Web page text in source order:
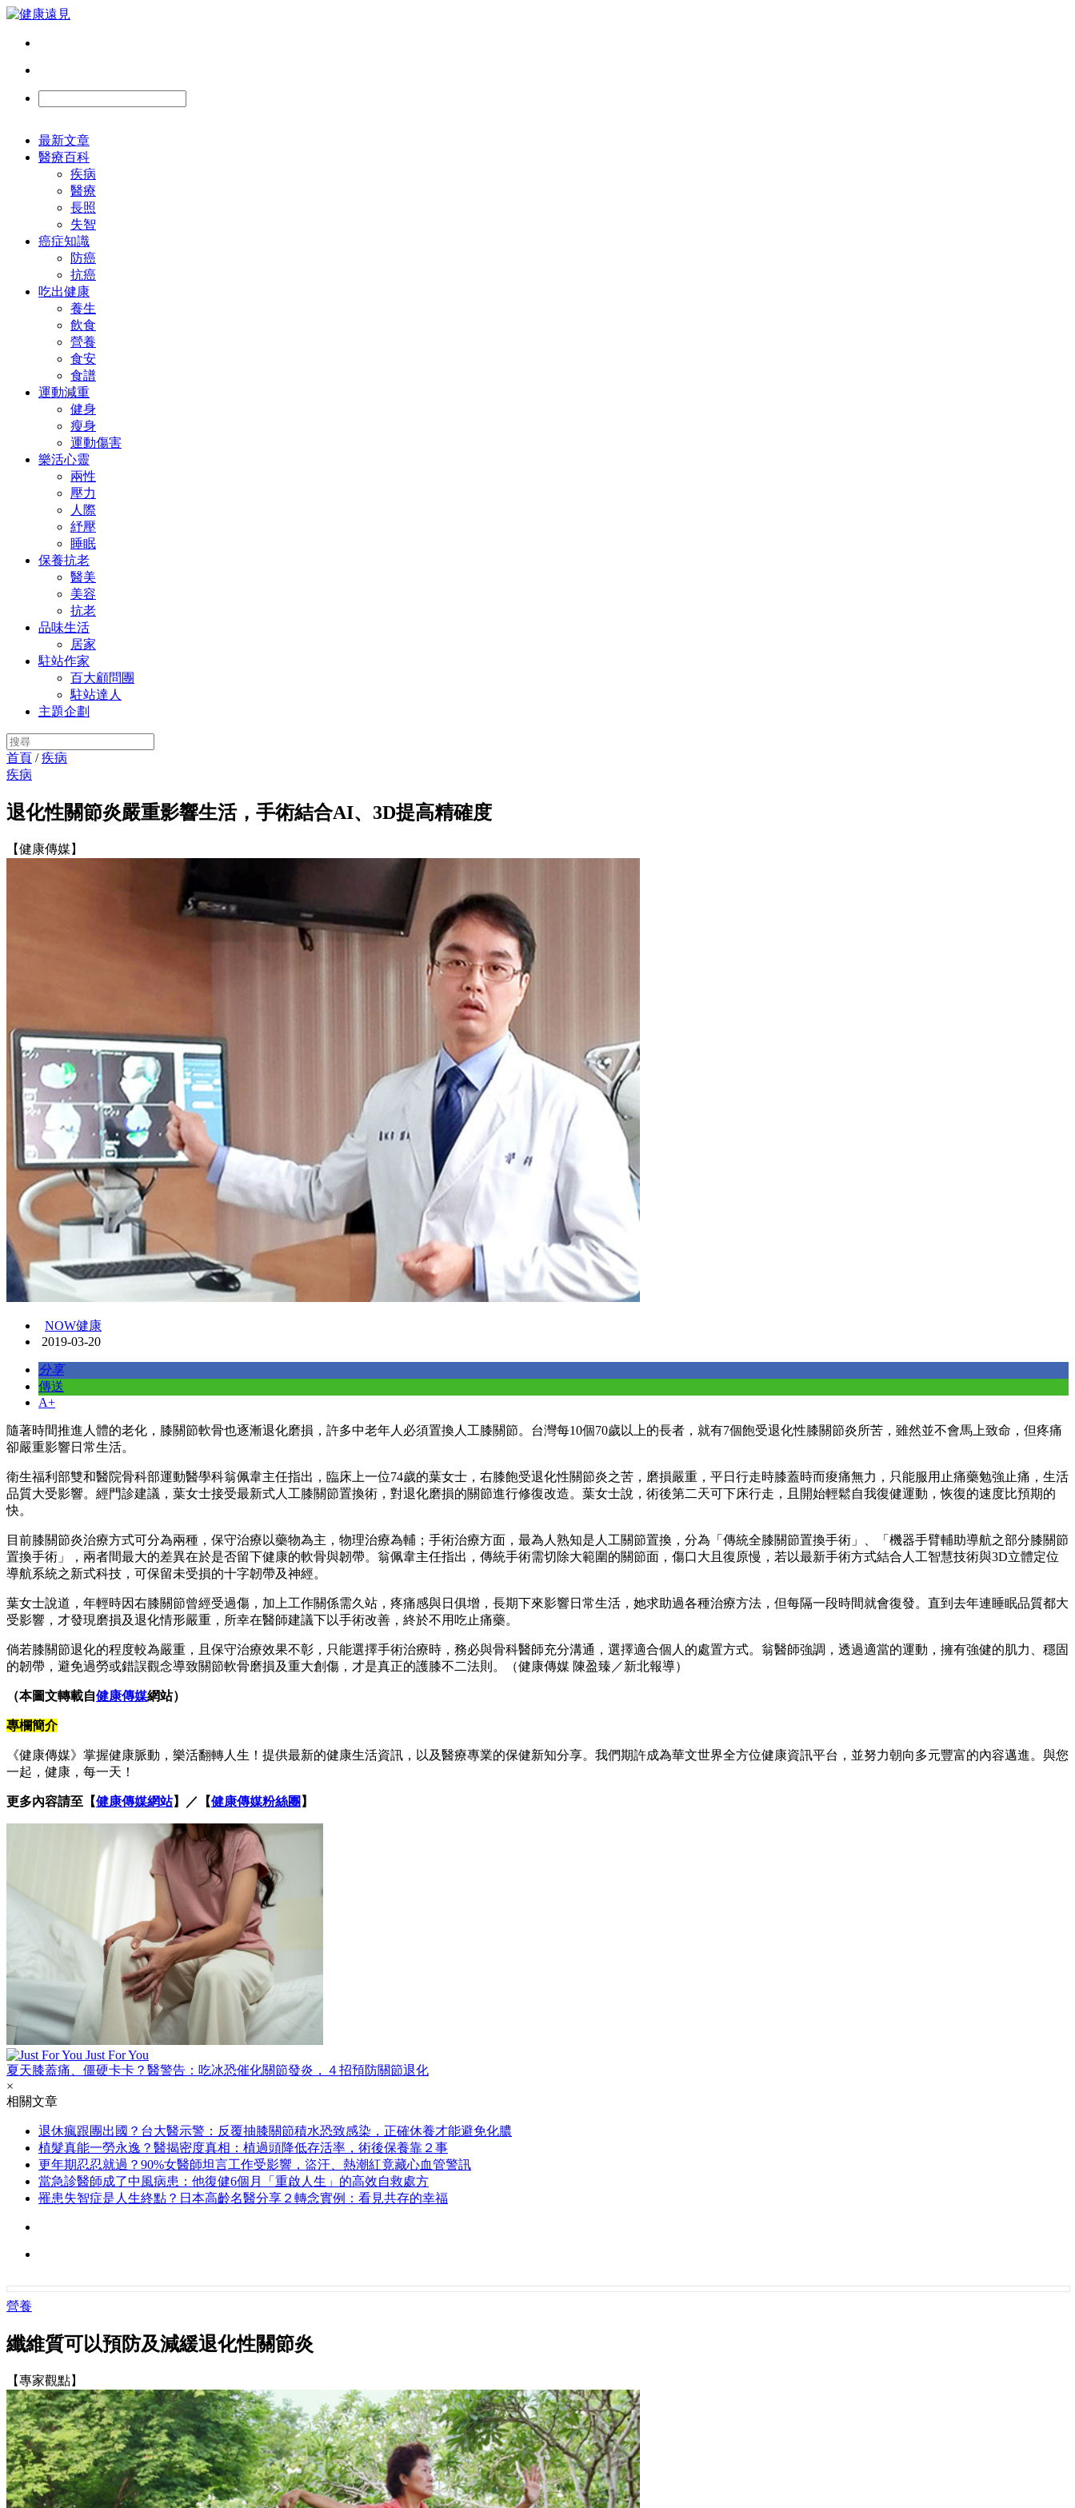
最新文章
醫療百科
疾病
醫療
長照
失智
癌症知識
防癌
抗癌
吃出健康
養生
飲食
營養
食安
食譜
運動減重
健身
瘦身
運動傷害
樂活心靈
兩性
壓力
人際
紓壓
睡眠
保養抗老
醫美
美容
抗老
品味生活
居家
駐站作家
百大顧問團
駐站達人
主題企劃
首頁 /疾病
疾病
退化性關節炎嚴重影響生活，手術結合AI、3D提高精確度
【健康傳媒】
NOW健康
2019-03-20
分享
傳送
A+
隨著時間推進人體的老化，膝關節軟骨也逐漸退化磨損，許多中老年人必須置換人工膝關節。台灣每10個70歲以上的長者，就有7個飽受退化性膝關節炎所苦，雖然並不會馬上致命，但疼痛
卻嚴重影響日常生活。
衛生福利部雙和醫院骨科部運動醫學科翁佩韋主任指出，臨床上一位74歲的葉女士，右膝飽受退化性關節炎之苦，磨損嚴重，平日行走時膝蓋時而痠痛無力，只能服用止痛藥勉強止痛，生活
品質大受影響。經門診建議，葉女士接受最新式人工膝關節置換術，對退化磨損的關節進行修復改造。葉女士說，術後第二天可下床行走，且開始輕鬆自我復健運動，恢復的速度比預期的
快。
目前膝關節炎治療方式可分為兩種，保守治療以藥物為主，物理治療為輔；手術治療方面，最為人熟知是人工關節置換，分為「傳統全膝關節置換手術」、「機器手臂輔助導航之部分膝關節
置換手術」，兩者間最大的差異在於是否留下健康的軟骨與韌帶。翁佩韋主任指出，傳統手術需切除大範圍的關節面，傷口大且復原慢，若以最新手術方式結合人工智慧技術與3D立體定位
導航系統之新式科技，可保留未受損的十字韌帶及神經。
葉女士說道，年輕時因右膝關節曾經受過傷，加上工作關係需久站，疼痛感與日俱增，長期下來影響日常生活，她求助過各種治療方法，但每隔一段時間就會復發。直到去年連睡眠品質都大
受影響，才發現磨損及退化情形嚴重，所幸在醫師建議下以手術改善，終於不用吃止痛藥。
倘若膝關節退化的程度較為嚴重，且保守治療效果不彰，只能選擇手術治療時，務必與骨科醫師充分溝通，選擇適合個人的處置方式。翁醫師強調，透過適當的運動，擁有強健的肌力、穩固
的韌帶，避免過勞或錯誤觀念導致關節軟骨磨損及重大創傷，才是真正的護膝不二法則。（健康傳媒 陳盈臻／新北報導）
（本圖文轉載自健康傳媒網站）
專欄簡介
《健康傳媒》掌握健康脈動，樂活翻轉人生！提供最新的健康生活資訊，以及醫療專業的保健新知分享。我們期許成為華文世界全方位健康資訊平台，並努力朝向多元豐富的內容邁進。與您
一起，健康，每一天！
更多內容請至【健康傳媒網站】／【健康傳媒粉絲團 】
Just For You
夏天膝蓋痛、僵硬卡卡？醫警告：吃冰恐催化關節發炎，４招預防關節退化
×
相關文章
退休瘋跟團出國？台大醫示警：反覆抽膝關節積水恐致感染，正確休養才能避免化膿
植髮真能一勞永逸？醫揭密度真相：植過頭降低存活率，術後保養靠２事
更年期忍忍就過？90%女醫師坦言工作受影響，盜汗、熱潮紅竟藏心血管警訊
當急診醫師成了中風病患：他復健6個月「重啟人生」的高效自救處方
罹患失智症是人生終點？日本高齡名醫分享２轉念實例：看見共存的幸福
營養
纖維質可以預防及減緩退化性關節炎
【專家觀點】